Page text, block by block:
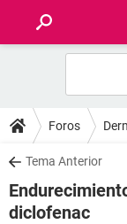
FOROS
SALUD
FAMILIA
Foros
Tema Anterior
diclofenac